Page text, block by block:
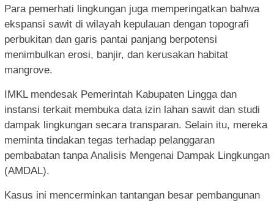
Para pemerhati lingkungan juga memperingatkan bahwa
ekspansi sawit di wilayah kepulauan dengan topografi
perbukitan dan garis pantai panjang berpotensi
menimbulkan erosi, banjir, dan kerusakan habitat
mangrove.
IMKL mendesak Pemerintah Kabupaten Lingga dan
instansi terkait membuka data izin lahan sawit dan studi
dampak lingkungan secara transparan. Selain itu, mereka
meminta tindakan tegas terhadap pelanggaran
pembabatan tanpa Analisis Mengenai Dampak Lingkungan
(AMDAL).
Kasus ini mencerminkan tantangan besar pembangunan